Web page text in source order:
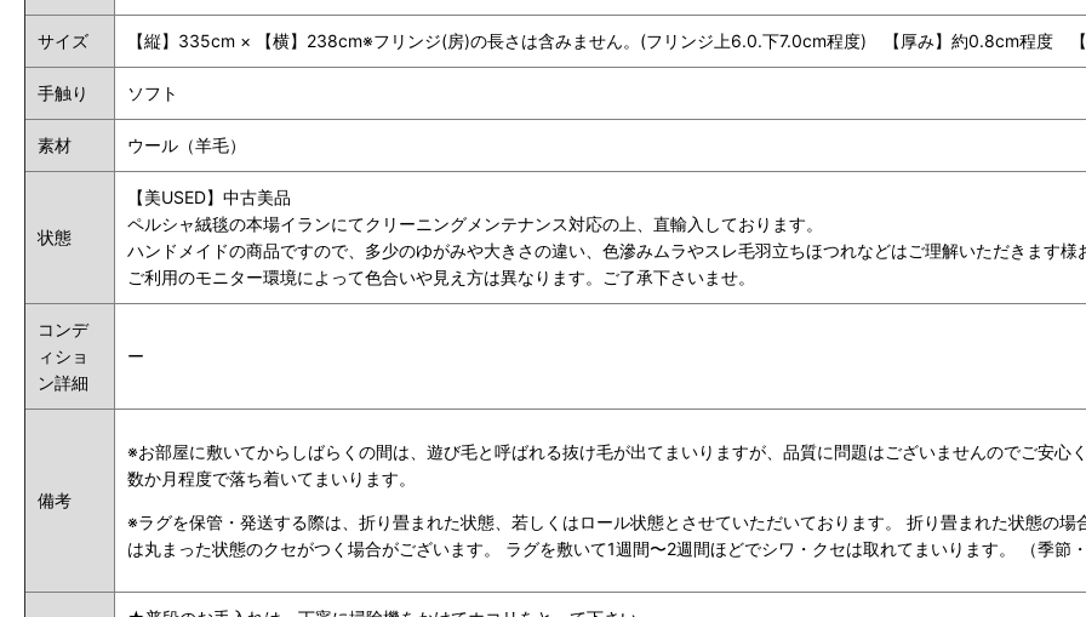
サイズ 【縦】335cm × 【横】238cm※フリンジ(房)の長さは含みません。(フリンジ上6.0.下7.0cm程度) 【厚み】約0.8cm程度
手触り ソフト
素材 ウール（羊毛）
状態
【美USED】中古美品
ペルシャ絨毯の本場イランにてクリーニングメンテナンス対応の上、直輸入しております。
ハンドメイドの商品ですので、多少のゆがみや大きさの違い、色滲みムラやスレ毛羽立ちほつれなどはご理解いただきます様
ご利用のモニター環境によって色合いや見え方は異なります。ご了承下さいませ。
コンデ
ィショ
ン詳細
ー
備考
※お部屋に敷いてからしばらくの間は、遊び毛と呼ばれる抜け毛が出てまいりますが、品質に問題はございませんのでご安心
数か月程度で落ち着いてまいります。
※ラグを保管・発送する際は、折り畳まれた状態、若しくはロール状態とさせていただいております。 折り畳まれた状態の
は丸まった状態のクセがつく場合がございます。 ラグを敷いて1週間〜2週間ほどでシワ・クセは取れてまいります。 （季節